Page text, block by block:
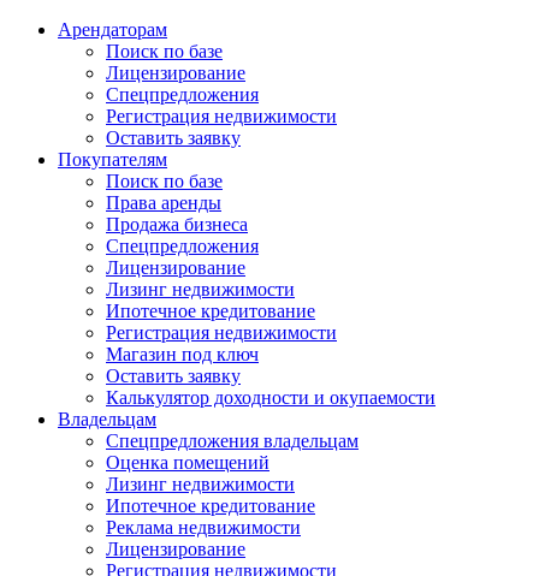
Арендаторам
Поиск по базе
Лицензирование
Спецпредложения
Регистрация недвижимости
Оставить заявку
Покупателям
Поиск по базе
Права аренды
Продажа бизнеса
Спецпредложения
Лицензирование
Лизинг недвижимости
Ипотечное кредитование
Регистрация недвижимости
Магазин под ключ
Оставить заявку
Калькулятор доходности и окупаемости
Владельцам
Спецпредложения владельцам
Оценка помещений
Лизинг недвижимости
Ипотечное кредитование
Реклама недвижимости
Лицензирование
Регистрация недвижимости